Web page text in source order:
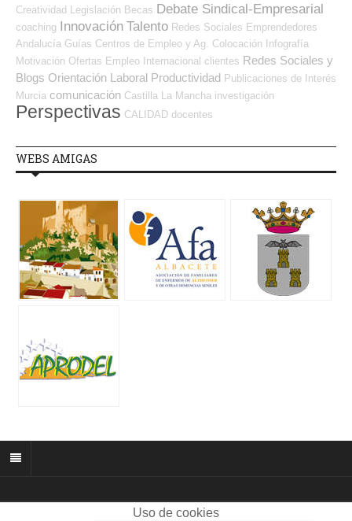
Creatividad
Legislación Becas Debate Sindical-Empresarial
coaching Innovación Talento Redes Sociales Emprendedores
Andalucía Guías Centros de Empleo y Ag. Colocación
Infografía
Motivación Ofertas Empleo Internacional clientes Redes Sociales y
Blogs Orientación Laboral Productividad Publicaciones de Interés
Murcia comunicación Castilla La Mancha investigación
Perspectivas CALIDAD docentes
WEBS AMIGAS
Uso de cookies